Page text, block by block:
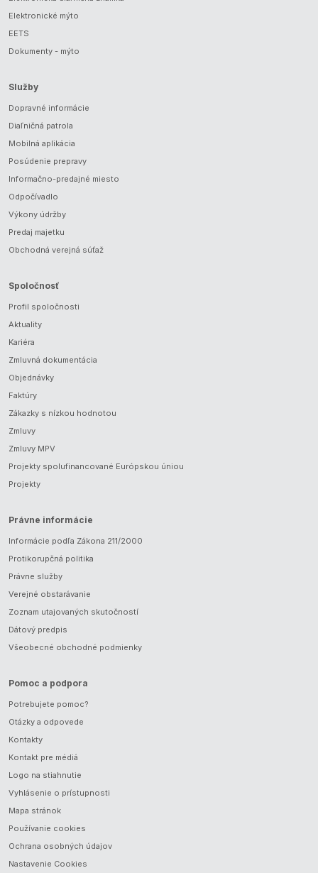
Elektronické mýto
EETS
Dokumenty - mýto
Služby
Dopravné informácie
Diaľničná patrola
Mobilná aplikácia
Posúdenie prepravy
Informačno-predajné miesto
Odpočívadlo
Výkony údržby
Predaj majetku
Obchodná verejná súťaž
Spoločnosť
Profil spoločnosti
Aktuality
Kariéra
Zmluvná dokumentácia
Objednávky
Faktúry
Zákazky s nízkou hodnotou
Zmluvy
Zmluvy MPV
Projekty spolufinancované Európskou úniou
Projekty
Právne informácie
Informácie podľa Zákona 211/2000
Protikorupčná politika
Právne služby
Verejné obstarávanie
Zoznam utajovaných skutočností
Dátový predpis
Všeobecné obchodné podmienky
Pomoc a podpora
Potrebujete pomoc?
Otázky a odpovede
Kontakty
Kontakt pre médiá
Logo na stiahnutie
Vyhlásenie o prístupnosti
Mapa stránok
Používanie cookies
Ochrana osobných údajov
Nastavenie Cookies